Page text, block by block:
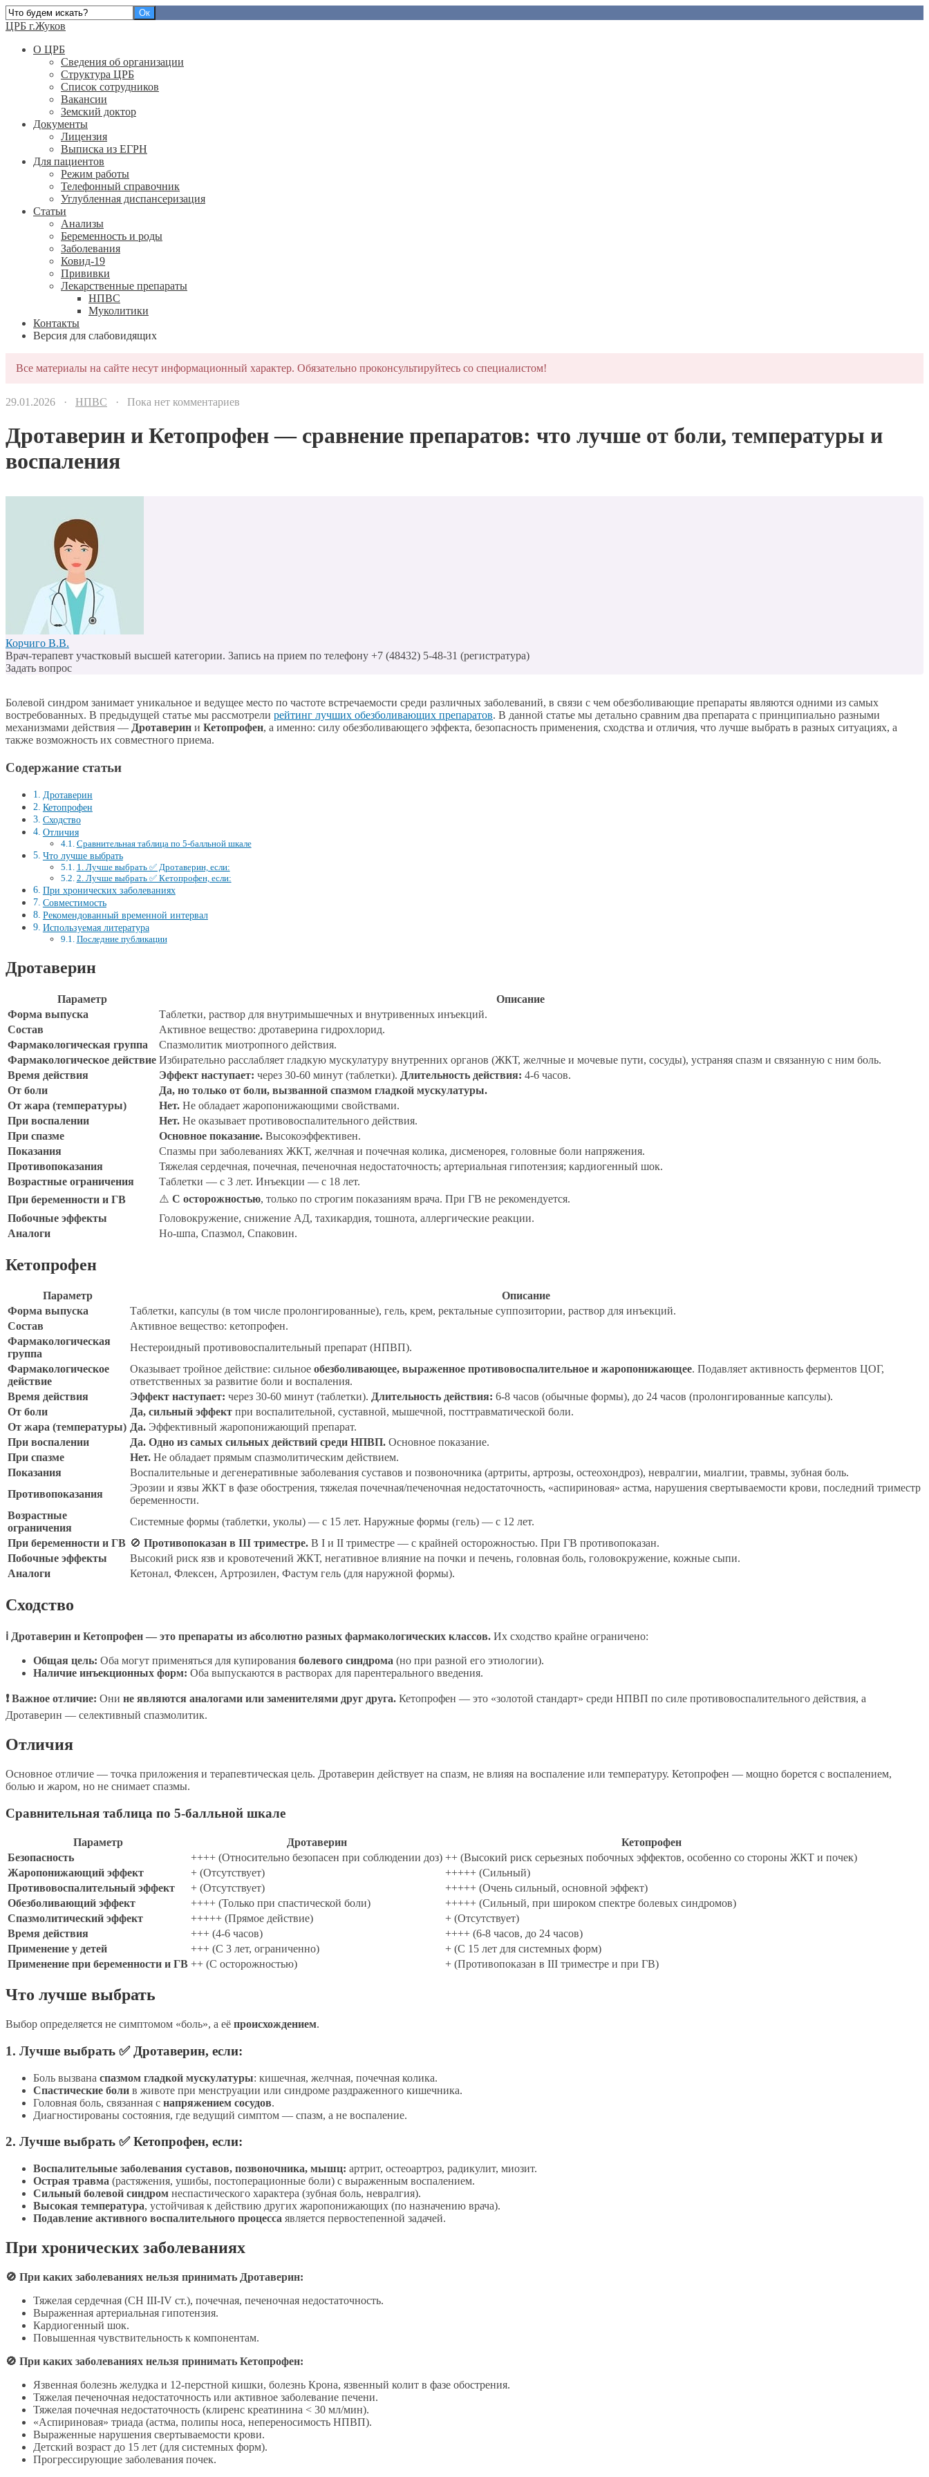
ЦРБ г.Жуков
О ЦРБ
Сведения об организации
Структура ЦРБ
Список сотрудников
Вакансии
Земский доктор
Документы
Лицензия
Выписка из ЕГРН
Для пациентов
Режим работы
Телефонный справочник
Углубленная диспансеризация
Статьи
Анализы
Беременность и роды
Заболевания
Ковид-19
Прививки
Лекарственные препараты
НПВС
Муколитики
Контакты
Версия для слабовидящих
Все материалы на сайте несут информационный характер. Обязательно проконсультируйтесь со специалистом!
29.01.2026 · НПВС · Пока нет комментариев
Дротаверин и Кетопрофен — сравнение препаратов: что лучше от боли, температуры и
воспаления
Корчиго В.В.
Врач-терапевт участковый высшей категории. Запись на прием по телефону +7 (48432) 5-48-31 (регистратура)
Задать вопрос
Болевой синдром занимает уникальное и ведущее место по частоте встречаемости среди различных заболеваний, в связи с чем обезболивающие препараты являются одними из самых
востребованных. В предыдущей статье мы рассмотрели рейтинг лучших обезболивающих препаратов. В данной статье мы детально сравним два препарата с принципиально разными
механизмами действия — Дротаверин и Кетопрофен, а именно: силу обезболивающего эффекта, безопасность применения, сходства и отличия, что лучше выбрать в разных ситуациях, а
также возможность их совместного приема.
Содержание статьи
Дротаверин
Кетопрофен
Сходство
Отличия
Сравнительная таблица по 5-балльной шкале
Что лучше выбрать
1. Лучше выбрать ✅ Дротаверин, если:
2. Лучше выбрать ✅ Кетопрофен, если:
При хронических заболеваниях
Совместимость
Рекомендованный временной интервал
Используемая литература
Последние публикации
Дротаверин
Параметр
Описание
Форма выпуска
Таблетки, раствор для внутримышечных и внутривенных инъекций.
Состав
Активное вещество: дротаверина гидрохлорид.
Фармакологическая группа
Спазмолитик миотропного действия.
Фармакологическое действие Избирательно расслабляет гладкую мускулатуру внутренних органов (ЖКТ, желчные и мочевые пути, сосуды), устраняя спазм и связанную с ним боль.
Время действия
Эффект наступает: через 30-60 минут (таблетки). Длительность действия: 4-6 часов.
От боли
Да, но только от боли, вызванной спазмом гладкой мускулатуры.
От жара (температуры)
Нет. Не обладает жаропонижающими свойствами.
При воспалении
Нет. Не оказывает противовоспалительного действия.
При спазме
Основное показание. Высокоэффективен.
Показания
Спазмы при заболеваниях ЖКТ, желчная и почечная колика, дисменорея, головные боли напряжения.
Противопоказания
Тяжелая сердечная, почечная, печеночная недостаточность; артериальная гипотензия; кардиогенный шок.
Возрастные ограничения
Таблетки — с 3 лет. Инъекции — с 18 лет.
При беременности и ГВ
⚠️ С осторожностью, только по строгим показаниям врача. При ГВ не рекомендуется.
Побочные эффекты
Головокружение, снижение АД, тахикардия, тошнота, аллергические реакции.
Аналоги
Но-шпа, Спазмол, Спаковин.
Кетопрофен
Параметр
Описание
Форма выпуска
Таблетки, капсулы (в том числе пролонгированные), гель, крем, ректальные суппозитории, раствор для инъекций.
Состав
Активное вещество: кетопрофен.
Фармакологическая
группа
Нестероидный противовоспалительный препарат (НПВП).
Фармакологическое
действие
Оказывает тройное действие: сильное обезболивающее, выраженное противовоспалительное и жаропонижающее. Подавляет активность ферментов ЦОГ,
ответственных за развитие боли и воспаления.
Время действия
Эффект наступает: через 30-60 минут (таблетки). Длительность действия: 6-8 часов (обычные формы), до 24 часов (пролонгированные капсулы).
От боли
Да, сильный эффект при воспалительной, суставной, мышечной, посттравматической боли.
От жара (температуры) Да. Эффективный жаропонижающий препарат.
При воспалении
Да. Одно из самых сильных действий среди НПВП. Основное показание.
При спазме
Нет. Не обладает прямым спазмолитическим действием.
Показания
Воспалительные и дегенеративные заболевания суставов и позвоночника (артриты, артрозы, остеохондроз), невралгии, миалгии, травмы, зубная боль.
Противопоказания
Эрозии и язвы ЖКТ в фазе обострения, тяжелая почечная/печеночная недостаточность, «аспириновая» астма, нарушения свертываемости крови, последний триместр
беременности.
Возрастные
ограничения
Системные формы (таблетки, уколы) — с 15 лет. Наружные формы (гель) — с 12 лет.
При беременности и ГВ 🚫 Противопоказан в III триместре. В I и II триместре — с крайней осторожностью. При ГВ противопоказан.
Побочные эффекты
Высокий риск язв и кровотечений ЖКТ, негативное влияние на почки и печень, головная боль, головокружение, кожные сыпи.
Аналоги
Кетонал, Флексен, Артрозилен, Фастум гель (для наружной формы).
Сходство
ℹ Дротаверин и Кетопрофен — это препараты из абсолютно разных фармакологических классов. Их сходство крайне ограничено:
Общая цель: Оба могут применяться для купирования болевого синдрома (но при разной его этиологии).
Наличие инъекционных форм: Оба выпускаются в растворах для парентерального введения.
❗ Важное отличие: Они не являются аналогами или заменителями друг друга. Кетопрофен — это «золотой стандарт» среди НПВП по силе противовоспалительного действия, а
Дротаверин — селективный спазмолитик.
Отличия
Основное отличие — точка приложения и терапевтическая цель. Дротаверин действует на спазм, не влияя на воспаление или температуру. Кетопрофен — мощно борется с воспалением,
болью и жаром, но не снимает спазмы.
Сравнительная таблица по 5-балльной шкале
Параметр Дротаверин
Кетопрофен
Безопасность
++++ (Относительно безопасен при соблюдении доз) ++ (Высокий риск серьезных побочных эффектов, особенно со стороны ЖКТ и почек)
Жаропонижающий эффект
+ (Отсутствует)
+++++ (Сильный)
Противовоспалительный эффект
+ (Отсутствует)
+++++ (Очень сильный, основной эффект)
Обезболивающий эффект
++++ (Только при спастической боли)
+++++ (Сильный, при широком спектре болевых синдромов)
Спазмолитический эффект
+++++ (Прямое действие)
+ (Отсутствует)
Время действия
+++ (4-6 часов)
++++ (6-8 часов, до 24 часов)
Применение у детей
+++ (С 3 лет, ограниченно)
+ (С 15 лет для системных форм)
Применение при беременности и ГВ ++ (С осторожностью) + (Противопоказан в III триместре и при ГВ)
Что лучше выбрать
Выбор определяется не симптомом «боль», а её происхождением.
1. Лучше выбрать ✅ Дротаверин, если:
Боль вызвана спазмом гладкой мускулатуры: кишечная, желчная, почечная колика.
Спастические боли в животе при менструации или синдроме раздраженного кишечника.
Головная боль, связанная с напряжением сосудов.
Диагностированы состояния, где ведущий симптом — спазм, а не воспаление.
2. Лучше выбрать ✅Кетопрофен, если:
Воспалительные заболевания суставов, позвоночника, мышц: артрит, остеоартроз, радикулит, миозит.
Острая травма (растяжения, ушибы, постоперационные боли) с выраженным воспалением.
Сильный болевой синдром неспастического характера (зубная боль, невралгия).
Высокая температура, устойчивая к действию других жаропонижающих (по назначению врача).
Подавление активного воспалительного процесса является первостепенной задачей.
При хронических заболеваниях
🚫 При каких заболеваниях нельзя принимать Дротаверин:
Тяжелая сердечная (СН III-IV ст.), почечная, печеночная недостаточность.
Выраженная артериальная гипотензия.
Кардиогенный шок.
Повышенная чувствительность к компонентам.
🚫 При каких заболеваниях нельзя принимать Кетопрофен:
Язвенная болезнь желудка и 12-перстной кишки, болезнь Крона, язвенный колит в фазе обострения.
Тяжелая печеночная недостаточность или активное заболевание печени.
Тяжелая почечная недостаточность (клиренс креатинина < 30 мл/мин).
«Аспириновая» триада (астма, полипы носа, непереносимость НПВП).
Выраженные нарушения свертываемости крови.
Детский возраст до 15 лет (для системных форм).
Прогрессирующие заболевания почек.